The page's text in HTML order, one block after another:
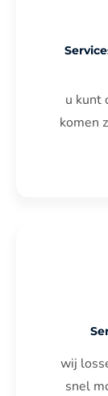
u kunt
komen
wij
snel